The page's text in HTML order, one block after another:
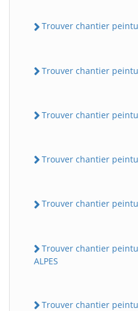
Trouver chantier
Trouver chantier
Trouver chantier
Trouver chantier
Trouver chantier
Trouver chantier
ALPES
Trouver chantier